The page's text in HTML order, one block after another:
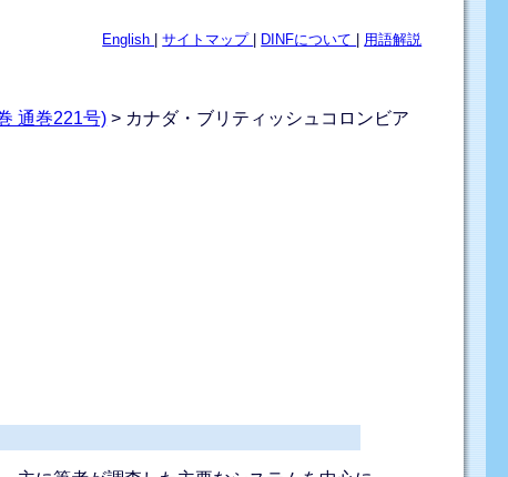
English |サイトマップ DINFについて 用語解説
通巻221号) > カナダ・ブリティッシュコロンビア